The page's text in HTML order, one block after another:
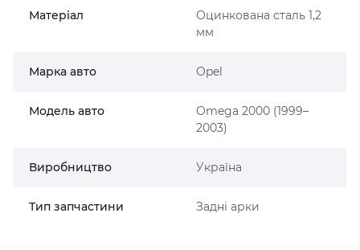
Матеріал
Оцинкована сталь 1,2
мм
Марка авто Opel
Модель авто
Omega 2000 (1999–
2003)
Виробництво Україна
Тип запчастини Задні арки